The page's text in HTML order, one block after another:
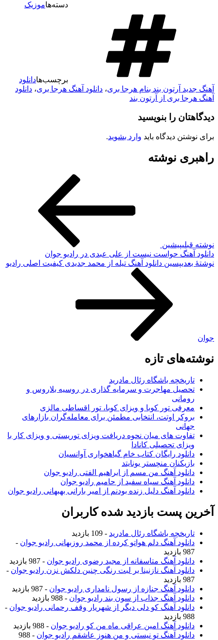
دسته‌هاموزیک
برچسب‌هادانلود
آهنگ جدید آرتون بند بنام هرجا بری، دانلود آهنگ هرجا بری، دانلود
آهنگ هرجا بری از آرتون بند
دیدگاهتان را بنویسید
برای نوشتن دیدگاه باید وارد بشوید.
راهبری نوشته
نوشته قبلیپیشین
دانلود آهنگ حواست نیست از علی عبدی در رادیو جوان
نوشته‌ٔ بعدیپسین دانلود آهنگ تیله از محمد جدیدی کیفیت اصلی رادیو
جوان
نوشته‌های تازه
تاریخچه باشگاه رئال مادرید
تحصیل مهاجرت و سرمایه گذاری در روسیه بلاروس و
رومانی
معرفی تور کوبا و ویزای کوبا، تور اقساطی مالزی
بروکر اوتت، انتخابی مطمئن برای معامله‌گران بازارهای
جهانی
تفاوت های میان نحوه دریافت ویزای توریستی و ویزای کار با
ویزای تحصیلی کانادا
دانلود رایگان کتاب خام گیاهخواری آوانسیان
بازیکنان منچستر یونایتد
دانلود آهنگ من مسم از ابراهیم الفتی رادیو جوان
دانلود آهنگ سیاه سفید از حامیم رادیو جوان
دانلود آهنگ دلیل زنده بودنم از امیر بارانی بهبهانی رادیو جوان
آخرین پست بازدید شده کاربران
تاریخچه باشگاه رئال مادرید - 109 بازدید
دانلود آهنگ دلم هواتو کرده از محمد روزبهانی رادیو جوان -
987 بازدید
دانلود آهنگ متاسفانه از مجید رضوی رادیو جوان - 987 بازدید
دانلود آهنگ نازنینا بر لبت رنگی چنین دلکش نزن رادیو جوان -
987 بازدید
دانلود آهنگ جنازه از رسول نامداری رادیو جوان - 987 بازدید
دانلود آهنگ جذاب از سون بند رادیو جوان - 988 بازدید
دانلود آهنگ کو دلی دیگر از شهریار وقف رحمانی رادیو جوان -
988 بازدید
دانلود آهنگ امین عراقی ماه من کو رادیو جوان - 988 بازدید
دانلود آهنگ تو نیستی و من هنوز عاشقم رادیو جوان
- 988